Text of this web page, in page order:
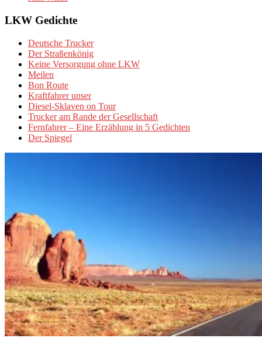
LKW Gedichte
Deutsche Trucker
Der Straßenkönig
Keine Versorgung ohne LKW
Meilen
Bon Route
Kraftfahrer unser
Diesel-Sklaven on Tour
Trucker am Rande der Gesellschaft
Fernfahrer – Eine Erzählung in 5 Gedichten
Der Spiegel